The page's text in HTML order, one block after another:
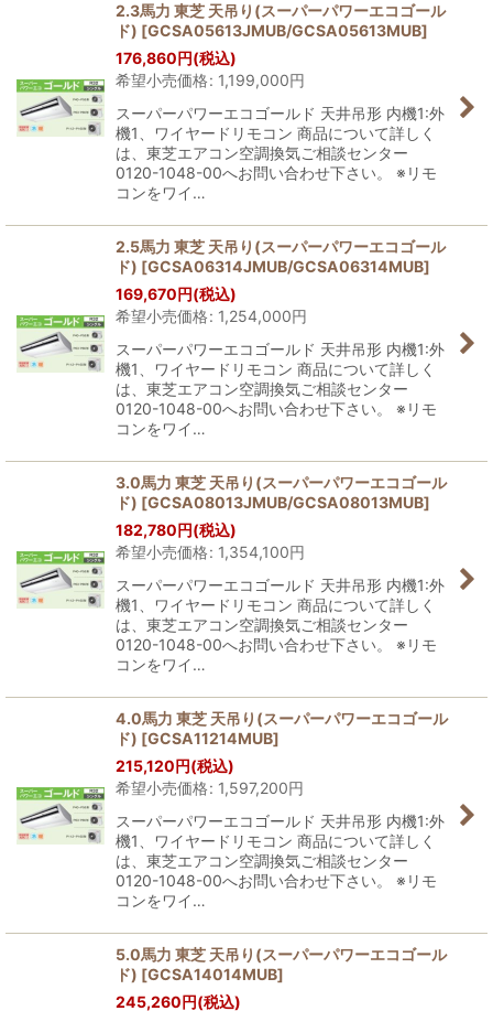
2.3馬力 東芝 天吊り(スーパーパワーエコゴール
ド) [GCSA05613JMUB/GCSA05613MUB]
176,860円(税込)
希望小売価格: 1,199,000円
スーパーパワーエコゴールド 天井吊形 内機1:外
機1、ワイヤードリモコン 商品について詳しく
は、東芝エアコン空調換気ご相談センター
0120-1048-00へお問い合わせ下さい。 ※リモ
コンをワイ…
2.5馬力 東芝 天吊り(スーパーパワーエコゴール
ド) [GCSA06314JMUB/GCSA06314MUB]
169,670円(税込)
希望小売価格: 1,254,000円
スーパーパワーエコゴールド 天井吊形 内機1:外
機1、ワイヤードリモコン 商品について詳しく
は、東芝エアコン空調換気ご相談センター
0120-1048-00へお問い合わせ下さい。 ※リモ
コンをワイ…
3.0馬力 東芝 天吊り(スーパーパワーエコゴール
ド) [GCSA08013JMUB/GCSA08013MUB]
182,780円(税込)
希望小売価格: 1,354,100円
スーパーパワーエコゴールド 天井吊形 内機1:外
機1、ワイヤードリモコン 商品について詳しく
は、東芝エアコン空調換気ご相談センター
0120-1048-00へお問い合わせ下さい。 ※リモ
コンをワイ…
4.0馬力 東芝 天吊り(スーパーパワーエコゴール
ド) [GCSA11214MUB]
215,120円(税込)
希望小売価格: 1,597,200円
スーパーパワーエコゴールド 天井吊形 内機1:外
機1、ワイヤードリモコン 商品について詳しく
は、東芝エアコン空調換気ご相談センター
0120-1048-00へお問い合わせ下さい。 ※リモ
コンをワイ…
5.0馬力 東芝 天吊り(スーパーパワーエコゴール
ド) [GCSA14014MUB]
245,260円(税込)